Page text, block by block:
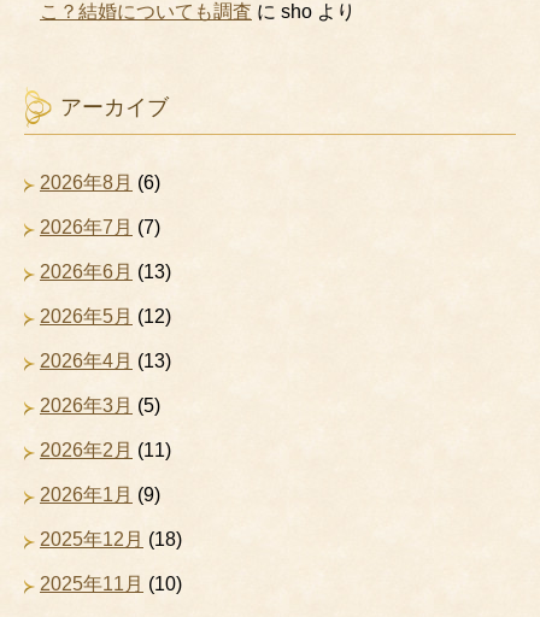
こ？結婚についても調査 に sho より
アーカイブ
2026年8月 (6)
2026年7月 (7)
2026年6月 (13)
2026年5月 (12)
2026年4月 (13)
2026年3月 (5)
2026年2月 (11)
2026年1月 (9)
2025年12月 (18)
2025年11月 (10)